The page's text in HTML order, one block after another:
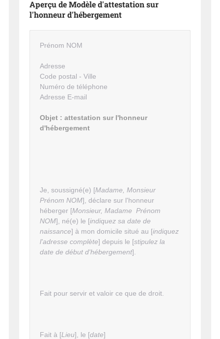
Aperçu de Modèle d'attestation sur
l'honneur d'hébergement
Prénom NOM
Adresse
Code postal - Ville
Numéro de téléphone
Adresse E-mail
Objet : attestation sur l'honneur
d'hébergement
Je, soussigné(e) [Madame, Monsieur
Prénom NOM], déclare sur l'honneur
héberger [Monsieur, Madame Prénom
NOM], né(e) le [indiquez sa date de
naissance] à mon domicile situé au [indiquez
l'adresse complète] depuis le [stipulez la
date de début d'hébergement].
Fait pour servir et valoir ce que de droit.
Fait à [Lieu], le [date]